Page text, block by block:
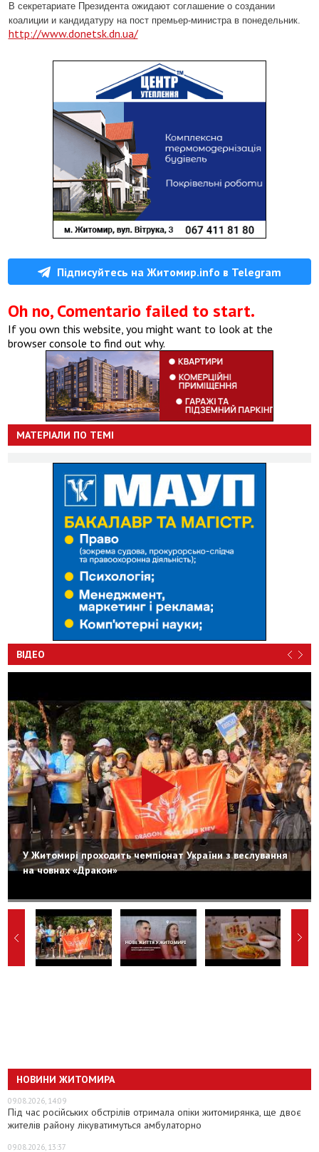
В секретариате Президента ожидают соглашение о создании
коалиции и кандидатуру на пост премьер-министра в понедельник.
http://www.donetsk.dn.ua/
Підписуйтесь на Житомир.info в Telegram
Oh no, Comentario failed to start.
If you own this website, you might want to look at the
browser console to find out why.
МАТЕРІАЛИ ПО ТЕМІ
ВІДЕО
У Житомирі проходить чемпіонат України з веслування
на човнах «Дракон»
НОВИНИ ЖИТОМИРА
09.08.2026, 14:09
Під час російських обстрілів отримала опіки житомирянка, ще двоє
жителів району лікуватимуться амбулаторно
09.08.2026, 13:37